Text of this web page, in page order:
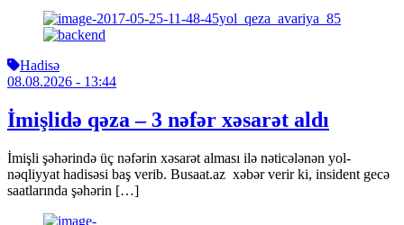
Hadisə
08.08.2026 - 13:44
İmişlidə qəza – 3 nəfər xəsarət aldı
İmişli şəhərində üç nəfərin xəsarət alması ilə nəticələnən yol-
nəqliyyat hadisəsi baş verib. Busaat.az xəbər verir ki, insident gecə
saatlarında şəhərin […]